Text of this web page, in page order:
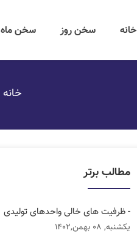
خانه سخن روز سخن ماه
خانه
مطالب برتر
- ظرفیت های خالی واحدهای تولیدی
یکشنبه, 08 بهمن,1402